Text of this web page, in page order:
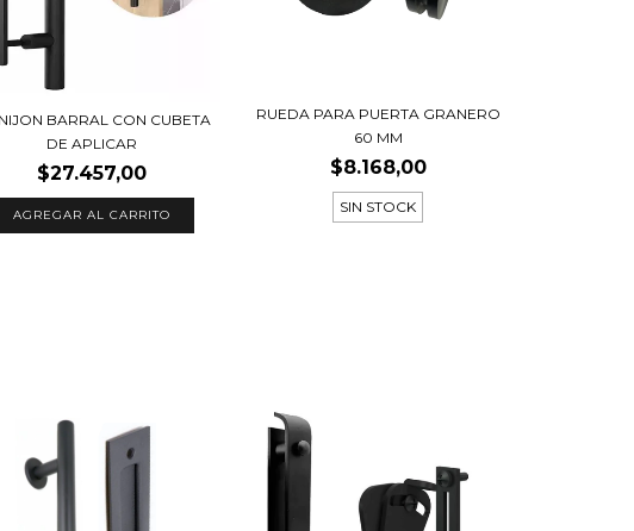
BARRAL CON CUBETA
DE APLICAR
$27.457,00
RUEDA PARA PUERTA GRANERO
60 MM
$8.168,00
SIN STOCK